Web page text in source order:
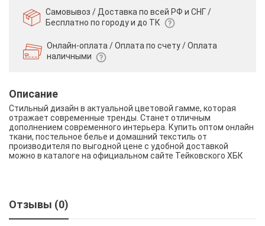
Самовывоз / Доставка по всей РФ и СНГ /
Бесплатно по городу и до ТК
Онлайн-оплата / Оплата по счету /Оплата
наличными
Описание
Стильный дизайн в актуальной цветовой гамме, которая
отражает современные тренды. Станет отличным
дополнением современного интерьера. Купить оптом онлайн
ткани, постельное белье и домашний текстиль от
производителя по выгодной цене с удобной доставкой
можно в каталоге на официальном сайте Тейковского ХБК
Отзывы (0)